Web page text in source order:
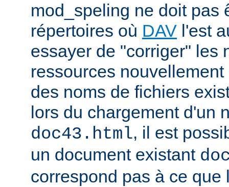
mod_speling ne doit pas
répertoires où DAV l'est
essayer de "corriger" les
ressources
des noms de fichiers
lors du chargement d'un
doc43.html, il est
un document existant
correspond pas à ce que